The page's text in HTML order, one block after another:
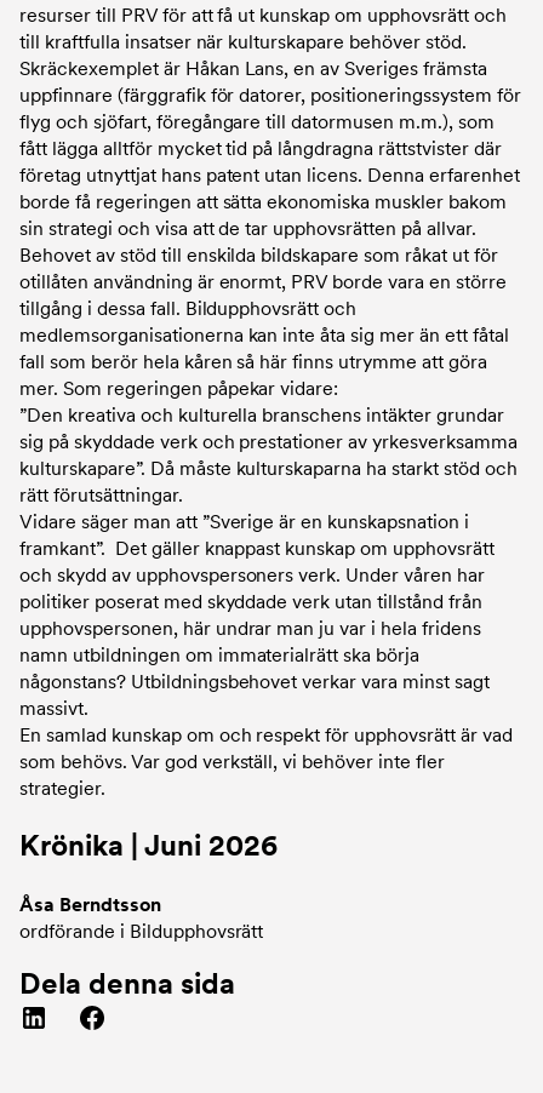
Krönika | Juni 2026
Åsa Berndtsson
ordförande i Bildupphovsrätt
Dela denna sida
resurser till PRV för att få ut kunskap om upphovsrätt och
till kraftfulla insatser när kulturskapare behöver stöd.
Skräckexemplet är Håkan Lans, en av Sveriges främsta
uppfinnare (färggrafik för datorer, positioneringssystem för
flyg och sjöfart, föregångare till datormusen m.m.), som
fått lägga alltför mycket tid på långdragna rättstvister där
företag utnyttjat hans patent utan licens. Denna erfarenhet
borde få regeringen att sätta ekonomiska muskler bakom
sin strategi och visa att de tar upphovsrätten på allvar.
Behovet av stöd till enskilda bildskapare som råkat ut för
otillåten användning är enormt, PRV borde vara en större
tillgång i dessa fall. Bildupphovsrätt och
medlemsorganisationerna kan inte åta sig mer än ett fåtal
fall som berör hela kåren så här finns utrymme att göra
mer. Som regeringen påpekar vidare:
”Den kreativa och kulturella branschens intäkter grundar
sig på skyddade verk och prestationer av yrkesverksamma
kulturskapare”. Då måste kulturskaparna ha starkt stöd och
rätt förutsättningar.
Vidare säger man att ”Sverige är en kunskapsnation i
framkant”. Det gäller knappast kunskap om upphovsrätt
och skydd av upphovspersoners verk. Under våren har
politiker poserat med skyddade verk utan tillstånd från
upphovspersonen, här undrar man ju var i hela fridens
namn utbildningen om immaterialrätt ska börja
någonstans? Utbildningsbehovet verkar vara minst sagt
massivt.
En samlad kunskap om och respekt för upphovsrätt är vad
som behövs. Var god verkställ, vi behöver inte fler
strategier.